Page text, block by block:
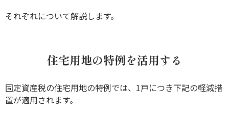
それぞれについて解説します。
住宅用地の特例を活用する
固定資産税の住宅用地の特例では、1戸につき下記の軽減措
置が適用されます。